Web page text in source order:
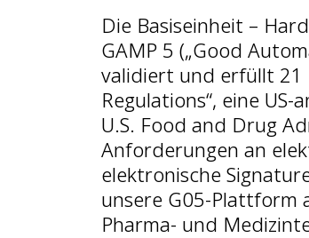
Die Basiseinheit –
GAMP 5 („Good
validiert und erfüllt 21
Regulations“, eine
U.S. Food and Drug
Anforderungen an
elektronische
unsere G05-Plattform
Pharma- und